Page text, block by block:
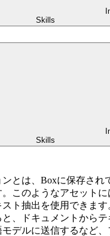
Skills
Skills
とは、Boxに保存され
このようなアセットに
ト抽出を使用できま
、ドキュメントからテ
デルに送信するなど